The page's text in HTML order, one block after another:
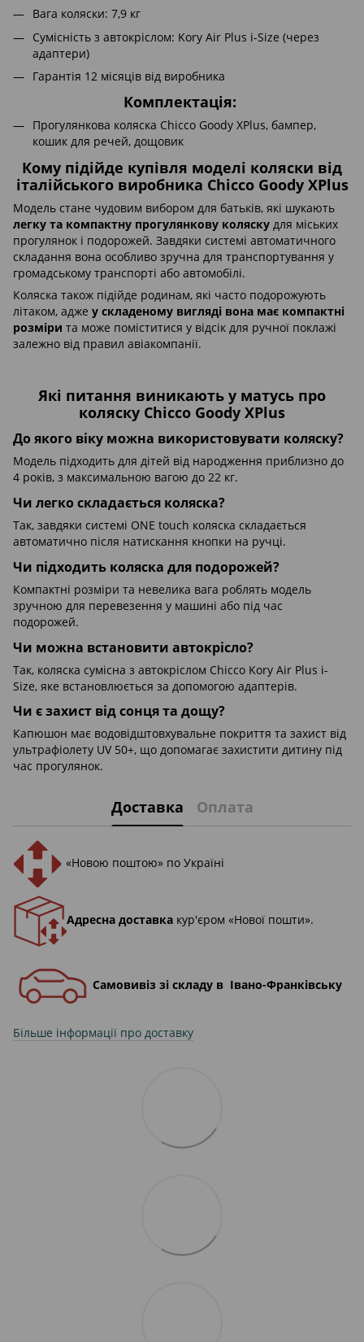
Вага коляски: 7,9 кг
Сумісність з автокріслом: Kory Air Plus i-Size (через
адаптери)
Гарантія 12 місяців від виробника
Комплектація:
Прогулянкова коляска Chicco Goody XPlus, бампер,
кошик для речей, дощовик
Кому підійде купівля моделі коляски від
італійського виробника Chicco Goody XPlus
Модель стане чудовим вибором для батьків, які шукають
легку та компактну прогулянкову коляску для міських
прогулянок і подорожей. Завдяки системі автоматичного
складання вона особливо зручна для транспортування у
громадському транспорті або автомобілі.
Коляска також підійде родинам, які часто подорожують
літаком, адже у складеному вигляді вона має компактні
розміри та може поміститися у відсік для ручної поклажі
залежно від правил авіакомпанії.
Які питання виникають у матусь про
коляску Chicco Goody XPlus
До якого віку можна використовувати коляску?
Модель підходить для дітей від народження приблизно до
4 років, з максимальною вагою до 22 кг.
Чи легко складається коляска?
Так, завдяки системі ONE touch коляска складається
автоматично після натискання кнопки на ручці.
Чи підходить коляска для подорожей?
Компактні розміри та невелика вага роблять модель
зручною для перевезення у машині або під час
подорожей.
Чи можна встановити автокрісло?
Так, коляска сумісна з автокріслом Chicco Kory Air Plus i-
Size, яке встановлюється за допомогою адаптерів.
Чи є захист від сонця та дощу?
Капюшон має водовідштовхувальне покриття та захист від
ультрафіолету UV 50+, що допомагає захистити дитину під
час прогулянок.
Доставка Оплата
«Новою поштою» по Україні
Адресна доставка кур'єром «Нової пошти».
Самовивіз зі складу в Івано-Франківську
Більше інформації про доставку